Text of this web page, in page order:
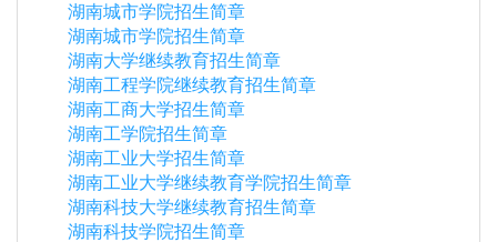
湖南城市学院招生简章
湖南城市学院招生简章
湖南大学继续教育招生简章
湖南工程学院继续教育招生简章
湖南工商大学招生简章
湖南工学院招生简章
湖南工业大学招生简章
湖南工业大学继续教育学院招生简章
湖南科技大学继续教育招生简章
湖南科技学院招生简章